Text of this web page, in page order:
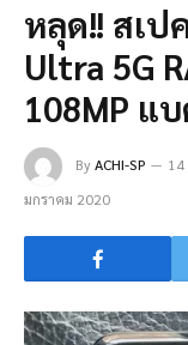
หลุด!! สเป
Ultra 5G
108MP แ
ByACHI-SP
มกราคม 2020